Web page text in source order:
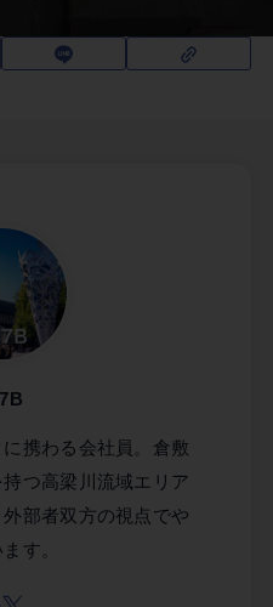
携わる会社員。倉敷
つ高梁川流域エリア
部者双方の視点でや
す。